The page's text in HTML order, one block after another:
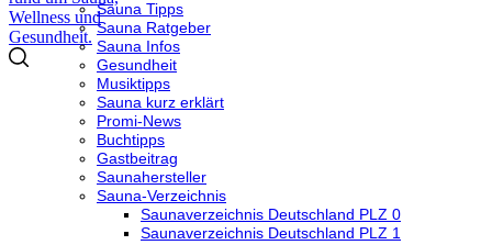
Sauna Tipps
Sauna Ratgeber
Sauna Infos
Gesundheit
Musiktipps
Sauna kurz erklärt
Promi-News
Buchtipps
Gastbeitrag
Saunahersteller
Sauna-Verzeichnis
Saunaverzeichnis Deutschland PLZ 0
Saunaverzeichnis Deutschland PLZ 1